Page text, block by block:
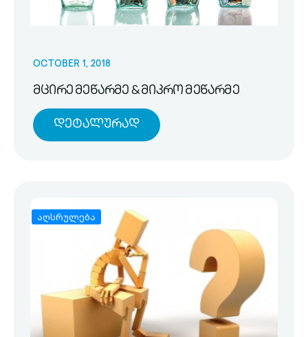
OCTOBER 1, 2018
მცირე მეწარმე & მიკრო მეწარმე
Დეტალურად
აღსრულება